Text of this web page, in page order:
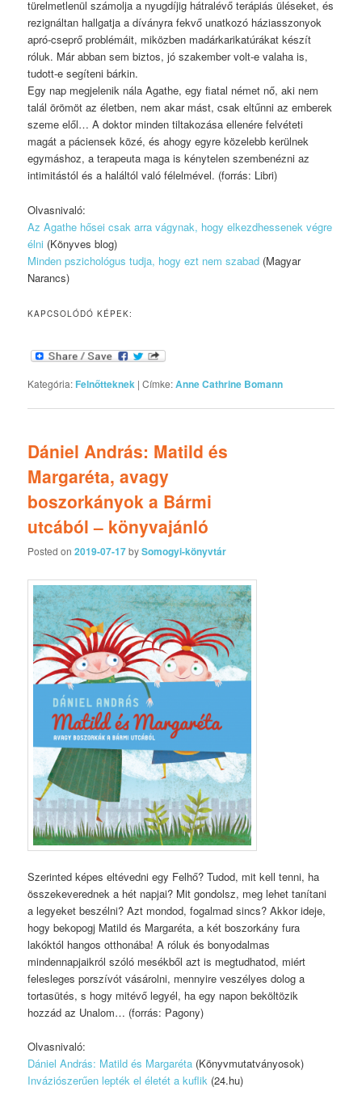
türelmetlenül számolja a nyugdíjig hátralévő terápiás üléseket, és
rezignáltan hallgatja a díványra fekvő unatkozó háziasszonyok
apró-cseprő problémáit, miközben madárkarikatúrákat készít
róluk. Már abban sem biztos, jó szakember volt-e valaha is,
tudott-e segíteni bárkin.
Egy nap megjelenik nála Agathe, egy fiatal német nő, aki nem
talál örömöt az életben, nem akar mást, csak eltűnni az emberek
szeme elől… A doktor minden tiltakozása ellenére felvéteti
magát a páciensek közé, és ahogy egyre közelebb kerülnek
egymáshoz, a terapeuta maga is kénytelen szembenézni az
intimitástól és a haláltól való félelmével. (forrás: Libri)
Olvasnivaló:
Az Agathe hősei csak arra vágynak, hogy elkezdhessenek végre
élni (Könyves blog)
Minden pszichológus tudja, hogy ezt nem szabad (Magyar
Narancs)
KAPCSOLÓDÓ KÉPEK:
Kategória: Felnőtteknek |Címke:Anne Cathrine Bomann
Dániel András: Matild és
Margaréta, avagy
boszorkányok a Bármi
utcából – könyvajánló
Posted on2019-07-17bySomogyi-könyvtár
Szerinted képes eltévedni egy Felhő? Tudod, mit kell tenni, ha
összekeverednek a hét napjai? Mit gondolsz, meg lehet tanítani
a legyeket beszélni? Azt mondod, fogalmad sincs? Akkor ideje,
hogy bekopogj Matild és Margaréta, a két boszorkány fura
lakóktól hangos otthonába! A róluk és bonyodalmas
mindennapjaikról szóló mesékből azt is megtudhatod, miért
felesleges porszívót vásárolni, mennyire veszélyes dolog a
tortasütés, s hogy mitévő legyél, ha egy napon beköltözik
hozzád az Unalom… (forrás: Pagony)
Olvasnivaló:
Dániel András: Matild és Margaréta (Könyvmutatványosok)
Inváziószerűen lepték el életét a kuflik (24.hu)